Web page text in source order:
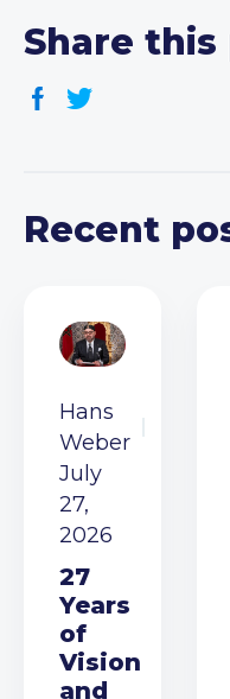
Share this
Recent
Hans
Weber
July
27,
2026
27
Years
of
Vision
and